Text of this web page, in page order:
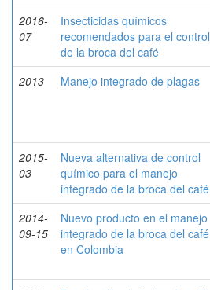
2016-
07
Insecticidas químicos
recomendados para el control
de la broca del café
2013 Manejo integrado de plagas
2015-
03
Nueva alternativa de control
químico para el manejo
integrado de la broca del café
2014-
09-15
Nuevo producto en el manejo
integrado de la broca del café
en Colombia